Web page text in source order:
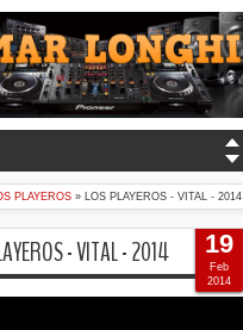
PLAYEROS » LOS PLAYEROS - VITAL - 2014
- VITAL - 2014 19
Feb
2014